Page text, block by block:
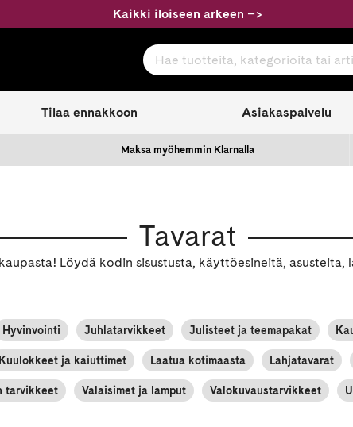
Kaikki iloiseen arkeen –>
Hae tuotteita, kategorioita tai
Tilaa ennakkoon Asiakaspalvelu
Maksa myöhemmin Klarnalla
Tavarat
Löydä kodin sisustusta, käyttöesineitä,
Hyvinvointi Juhlatarvikkeet Julisteet ja teemapakat
Kuulokkeet ja kaiuttimet Laatua kotimaasta Lahjatavarat
tarvikkeet Valaisimet ja lamput Valokuvaustarvikkeet
jo Pöllöklubiin?